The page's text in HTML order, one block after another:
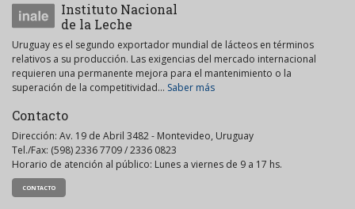
Instituto Nacional
de la Leche
Uruguay es el segundo exportador mundial de lácteos en términos
relativos a su producción. Las exigencias del mercado internacional
requieren una permanente mejora para el mantenimiento o la
superación de la competitividad... Saber más
Contacto
Dirección: Av. 19 de Abril 3482 - Montevideo, Uruguay
Tel./Fax: (598) 2336 7709 / 2336 0823
Horario de atención al público: Lunes a viernes de 9 a 17 hs.
CONTACTO